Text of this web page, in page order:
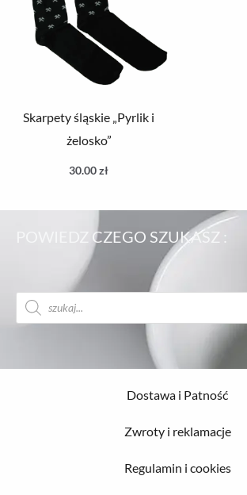
Skarpety śląskie „Pyrlik i
żelosko”
30.00zł
POWIEDZ CZEGO SZUKASZ :
Wyszukiwarka
produktów
Dostawa i Patność
Zwroty i reklamacje
Regulamin i cookies